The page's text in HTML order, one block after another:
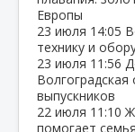
Европы
23 июля 14:05
технику и
23 июля 11:56
выпускников
22 июля 11:10
помогает